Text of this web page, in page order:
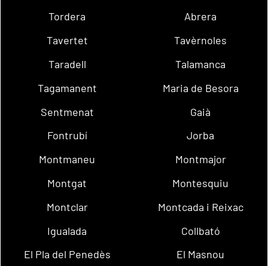
Tordera
Abrera
Tavertet
Tavèrnoles
Taradell
Talamanca
Tagamanent
Maria de Besora
Sentmenat
Gaià
Fontrubí
Jorba
Montmaneu
Montmajor
Montgat
Montesquiu
Montclar
Montcada i Reixac
Igualada
Collbató
El Pla del Penedès
El Masnou